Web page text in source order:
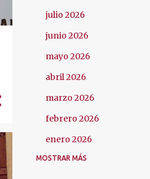
julio 2026
junio 2026
mayo 2026
abril 2026
marzo 2026
febrero 2026
enero 2026
2025
MOSTRAR MÁS